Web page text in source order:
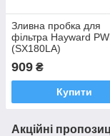
Зливна пробка для
фільтра Hayward
(SX180LA)
909 ₴
Купити
Акційні